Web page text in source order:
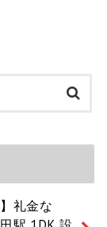
礼金な